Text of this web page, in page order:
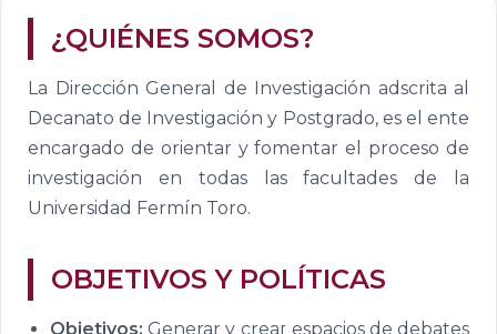
¿QUIÉNES SOMOS?
La Dirección General de Investigación adscrita al
Decanato de Investigación y Postgrado, es el ente
encargado de orientar y fomentar el proceso de
investigación en todas las facultades de la
Universidad Fermín Toro.
OBJETIVOS Y POLÍTICAS
Objetivos: Generar y crear espacios de debates